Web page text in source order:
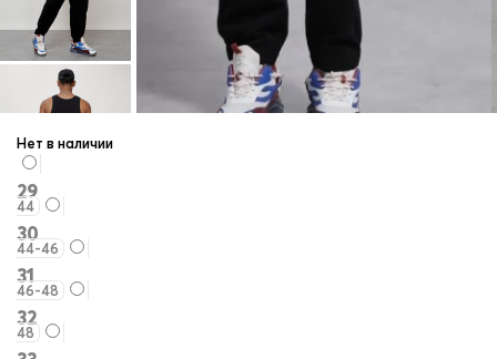
Нет в наличии
29
44
30
44-46
31
46-48
32
48